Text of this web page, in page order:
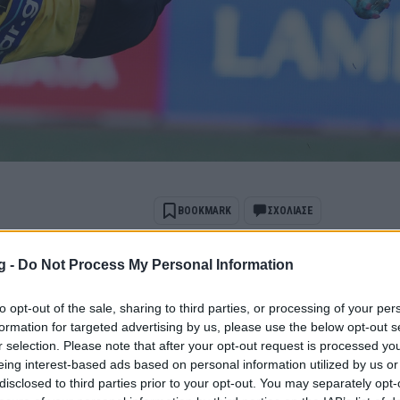
- Do Not Process My Personal Information
opt-out of the sale, sharing to third parties, or processing of your
for targeted advertising by us, please use the below opt-out
selection. Please note that after your opt-out request is processed
interest-based ads based on personal information utilized by us
to third parties prior to your opt-out. You may separately
BOOKMARK ΣΧΟΛΙΑΣΕ
όταν αναζητάς ειδήσεις στην Google
ως προτιμώμενη πηγή
Google
να κάνει το δύο στα δύο μετά το